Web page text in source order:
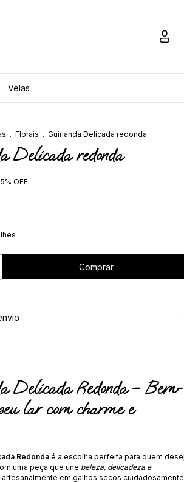
Velas
. Florais . Guirlanda Delicada redonda
Delicada redonda
5% OFF
Delicada Redonda – Bem-
lar com charme e
Redonda é a escolha perfeita para quem
uma peça que une beleza, delicadeza e
artesanalmente em galhos secos cuidadosamente